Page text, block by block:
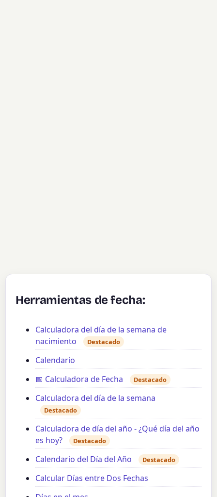
Herramientas de fecha:
Calculadora del día de la semana de
nacimiento
Destacado
Calendario
📅 Calculadora de Fecha
Destacado
Calculadora del día de la semana
Destacado
Calculadora de día del año - ¿Qué día del año
es hoy?
Destacado
Calendario del Día del Año Destacado
Calcular Días entre Dos Fechas